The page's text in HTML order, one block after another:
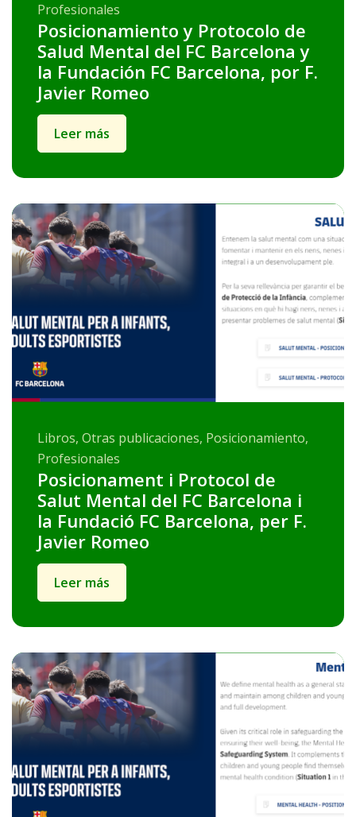
Profesionales
Posicionamiento y Protocolo de
Salud Mental del FC Barcelona y
la Fundación FC Barcelona, por F.
Javier Romeo
Leer más
Libros, Otras publicaciones, Posicionamiento,
Profesionales
Posicionament i Protocol de
Salut Mental del FC Barcelona i
la Fundació FC Barcelona, per F.
Javier Romeo
Leer más